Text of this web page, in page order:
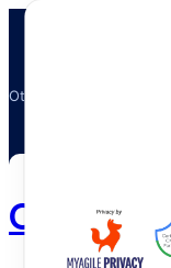
Otectours, le